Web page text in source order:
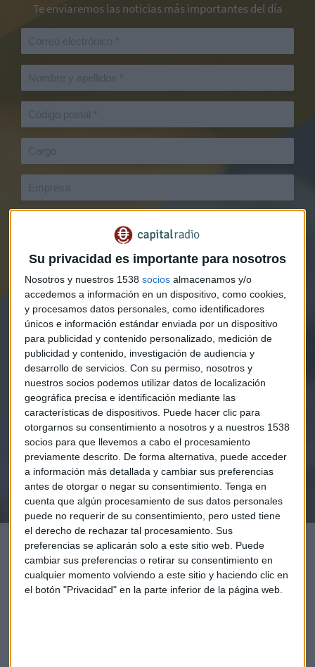
Su privacidad es importante para nosotros
Nosotros y nuestros 1538 socios almacenamos y/o
accedemos a información en un dispositivo, como cookies,
y procesamos datos personales, como identificadores
únicos e información estándar enviada por un dispositivo
para publicidad y contenido personalizado, medición de
publicidad y contenido, investigación de audiencia y
desarrollo de servicios. Con su permiso, nosotros y
nuestros socios podemos utilizar datos de localización
geográfica precisa e identificación mediante las
características de dispositivos. Puede hacer clic para
otorgarnos su consentimiento a nosotros y a nuestros 1538
socios para que llevemos a cabo el procesamiento
previamente descrito. De forma alternativa, puede acceder
a información más detallada y cambiar sus preferencias
antes de otorgar o negar su consentimiento. Tenga en
cuenta que algún procesamiento de sus datos personales
puede no requerir de su consentimiento, pero usted tiene
el derecho de rechazar tal procesamiento. Sus
preferencias se aplicarán solo a este sitio web. Puede
cambiar sus preferencias o retirar su consentimiento en
cualquier momento volviendo a este sitio y haciendo clic en
el botón "Privacidad" en la parte inferior de la página web.
Te enviaremos las noticias más importantes del día
Elige los boletines a los que suscribirte*
Apertura
La Magia de la Publicidad
Claves ESG
Acepto la política de privacidad
¡Suscribirme!